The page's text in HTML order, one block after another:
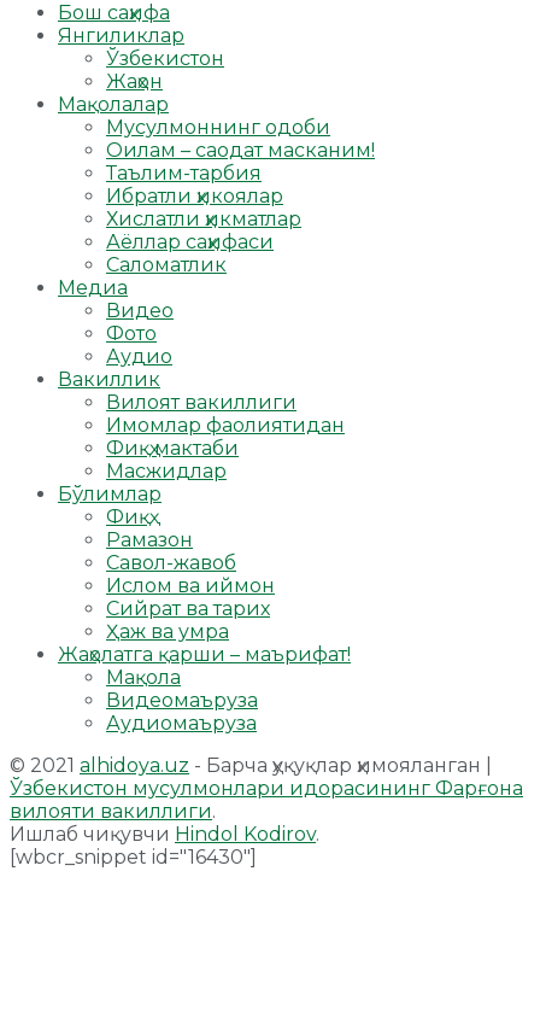
Бош саҳифа
Янгиликлар
Ўзбекистон
Жаҳон
Мақолалар
Мусулмоннинг одоби
Оилам – саодат масканим!
Таълим-тарбия
Ибратли ҳикоялар
Хислатли ҳикматлар
Аёллар саҳифаси
Саломатлик
Медиа
Видео
Фото
Аудио
Вакиллик
Вилоят вакиллиги
Имомлар фаолиятидан
Фиқҳ мактаби
Масжидлар
Бўлимлар
Фиқҳ
Рамазон
Савол-жавоб
Ислом ва иймон
Сийрат ва тарих
Ҳаж ва умра
Жаҳолатга қарши – маърифат!
Мақола
Видеомаъруза
Аудиомаъруза
© 2021 alhidoya.uz - Барча ҳуқуқлар ҳимояланган |
Ўзбекистон мусулмонлари идорасининг Фарғона
вилояти вакиллиги.
Ишлаб чиқувчи Hindol Kodirov.
[wbcr_snippet id="16430"]